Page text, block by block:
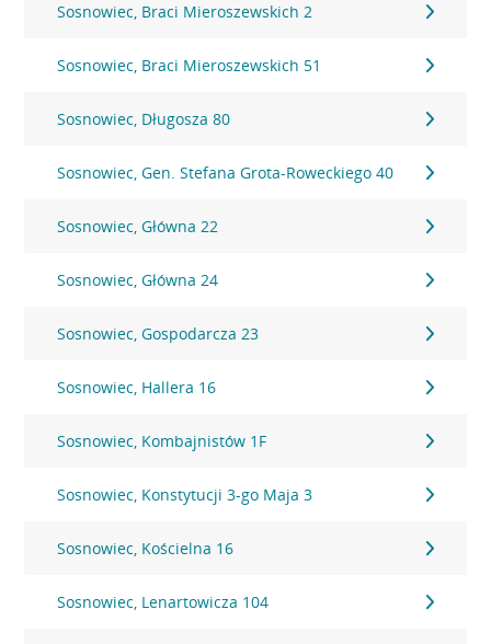
Sosnowiec, Braci Mieroszewskich 2
Sosnowiec, Braci Mieroszewskich 51
Sosnowiec, Długosza 80
Sosnowiec, Gen. Stefana Grota-Roweckiego 40
Sosnowiec, Główna 22
Sosnowiec, Główna 24
Sosnowiec, Gospodarcza 23
Sosnowiec, Hallera 16
Sosnowiec, Kombajnistów 1F
Sosnowiec, Konstytucji 3-go Maja 3
Sosnowiec, Kościelna 16
Sosnowiec, Lenartowicza 104